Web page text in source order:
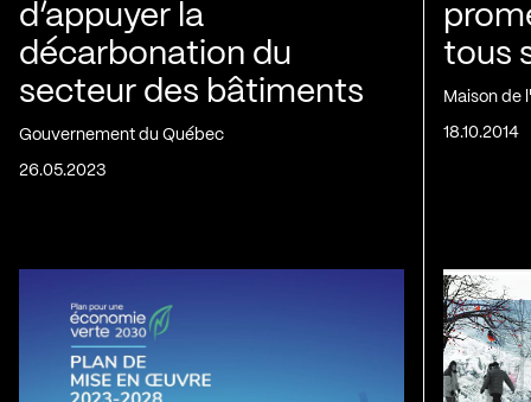
d’appuyer la
décarbonation du
secteur des bâtiments
Gouvernement du Québec
26.05.2023
tous
Maison de
18.10.2014